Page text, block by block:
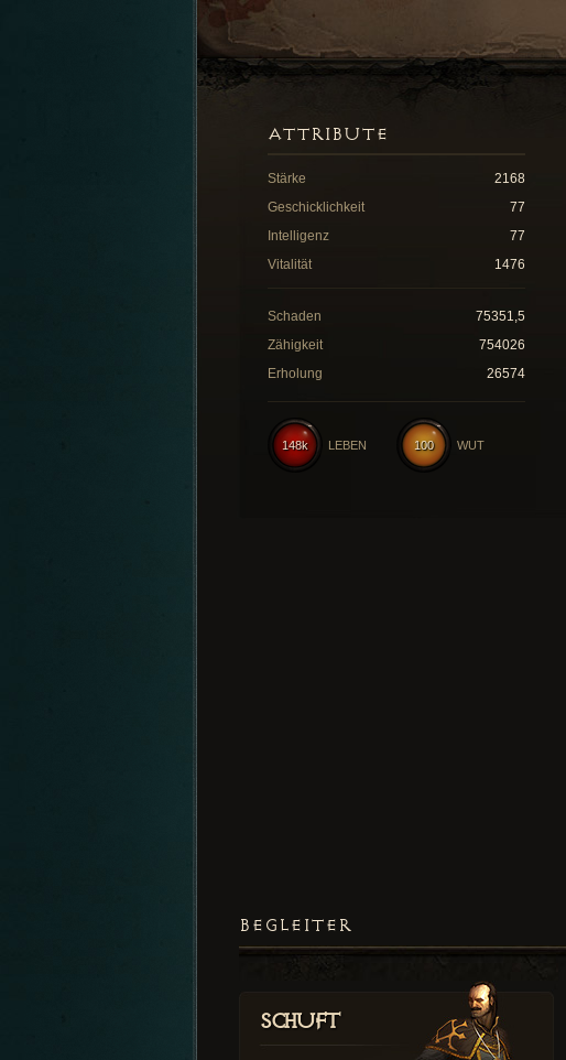
ATTRIBUTE
Stärke
2168
Geschicklichkeit
77
Intelligenz
77
Vitalität
1476
Schaden
75351,5
Zähigkeit
754026
Erholung
26574
100 WUT
148k LEBEN
BEGLEITER
Schuft